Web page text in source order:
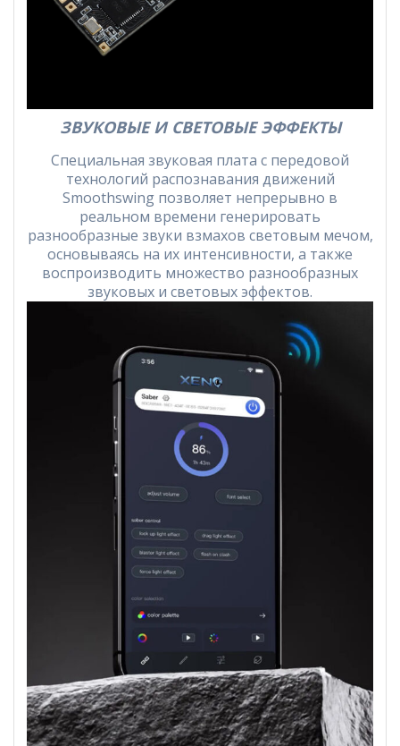
ЗВУКОВЫЕ И СВЕТОВЫЕ ЭФФЕКТЫ
Специальная звуковая плата с передовой
технологий распознавания движений
Smoothswing позволяет непрерывно в
реальном времени генерировать
разнообразные звуки взмахов световым мечом,
основываясь на их интенсивности, а также
воспроизводить множество разнообразных
звуковых и световых эффектов.